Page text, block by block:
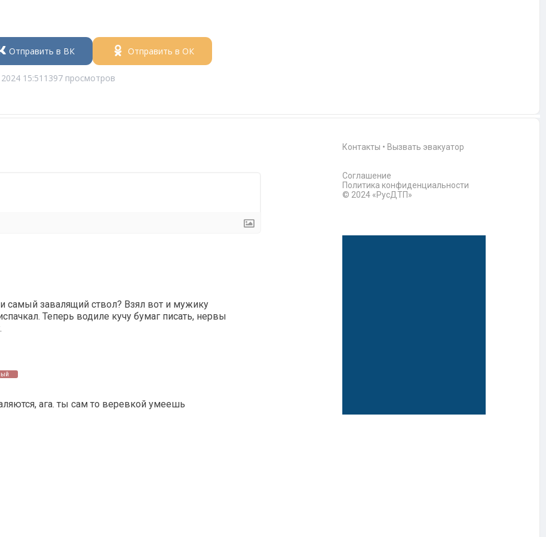
Отправить в ВК Отправить в ОК
15:51 1397 просмотров
самый завалящий ствол? Взял вот и мужику
Теперь водиле кучу бумаг писать, нервы
ага. ты сам то веревкой умеешь
Контакты • Вызвать эвакуатор
Соглашение
Политика конфиденциальности
© 2024 «РусДТП»